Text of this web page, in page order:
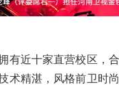
有近十家直营校区，
术精湛，风格前卫时